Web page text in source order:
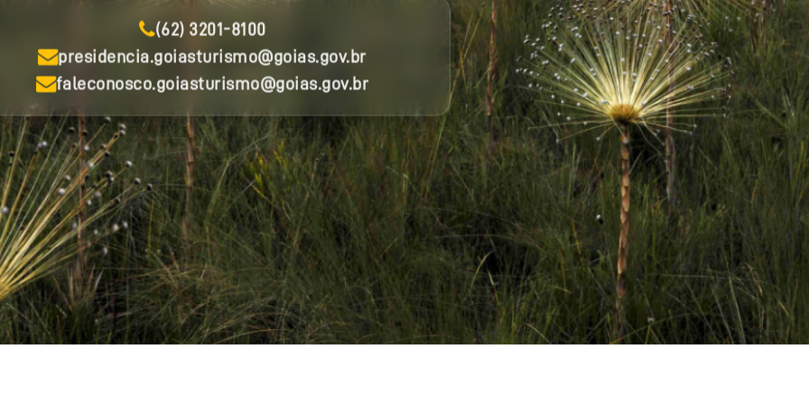
(62) 3201-8100
presidencia.goiasturismo@goias.gov.br
faleconosco.goiasturismo@goias.gov.br